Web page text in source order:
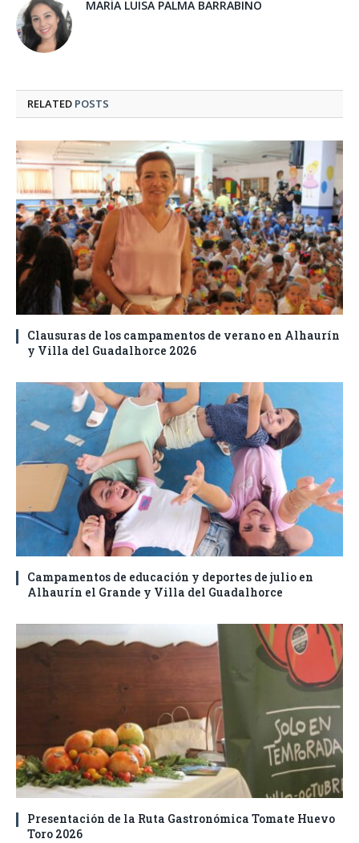
MARÍA LUISA PALMA BARRABINO
RELATED POSTS
Clausuras de los campamentos de verano en Alhaurín
y Villa del Guadalhorce 2026
Campamentos de educación y deportes de julio en
Alhaurín el Grande y Villa del Guadalhorce
Presentación de la Ruta Gastronómica Tomate Huevo
Toro 2026